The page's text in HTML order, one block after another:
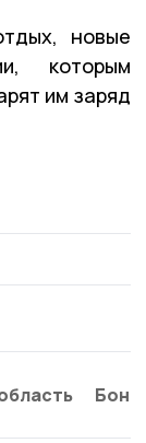
новые
которым
им заряд